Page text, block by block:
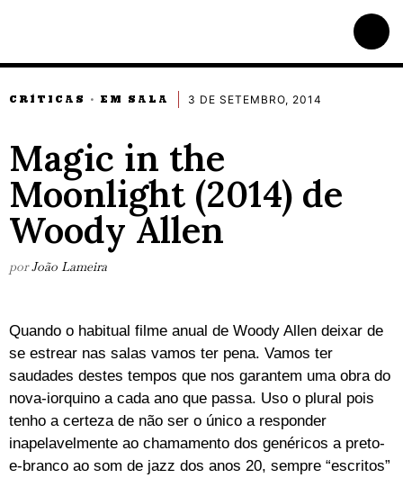
CRÍTICAS · EM SALA 3 DE SETEMBRO, 2014
Magic in the
Moonlight (2014) de
Woody Allen
porJoão Lameira
Quando o habitual filme anual de Woody Allen deixar de
se estrear nas salas vamos ter pena. Vamos ter
saudades destes tempos que nos garantem uma obra do
nova-iorquino a cada ano que passa. Uso o plural pois
tenho a certeza de não ser o único a responder
inapelavelmente ao chamamento dos genéricos a preto-
e-branco ao som de jazz dos anos 20, sempre “escritos”